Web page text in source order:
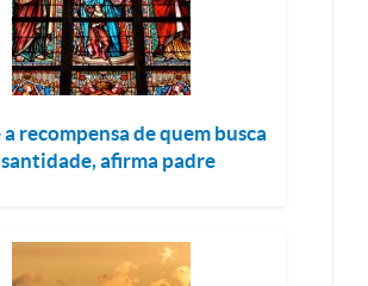
a recompensa de quem busca
afirma padre